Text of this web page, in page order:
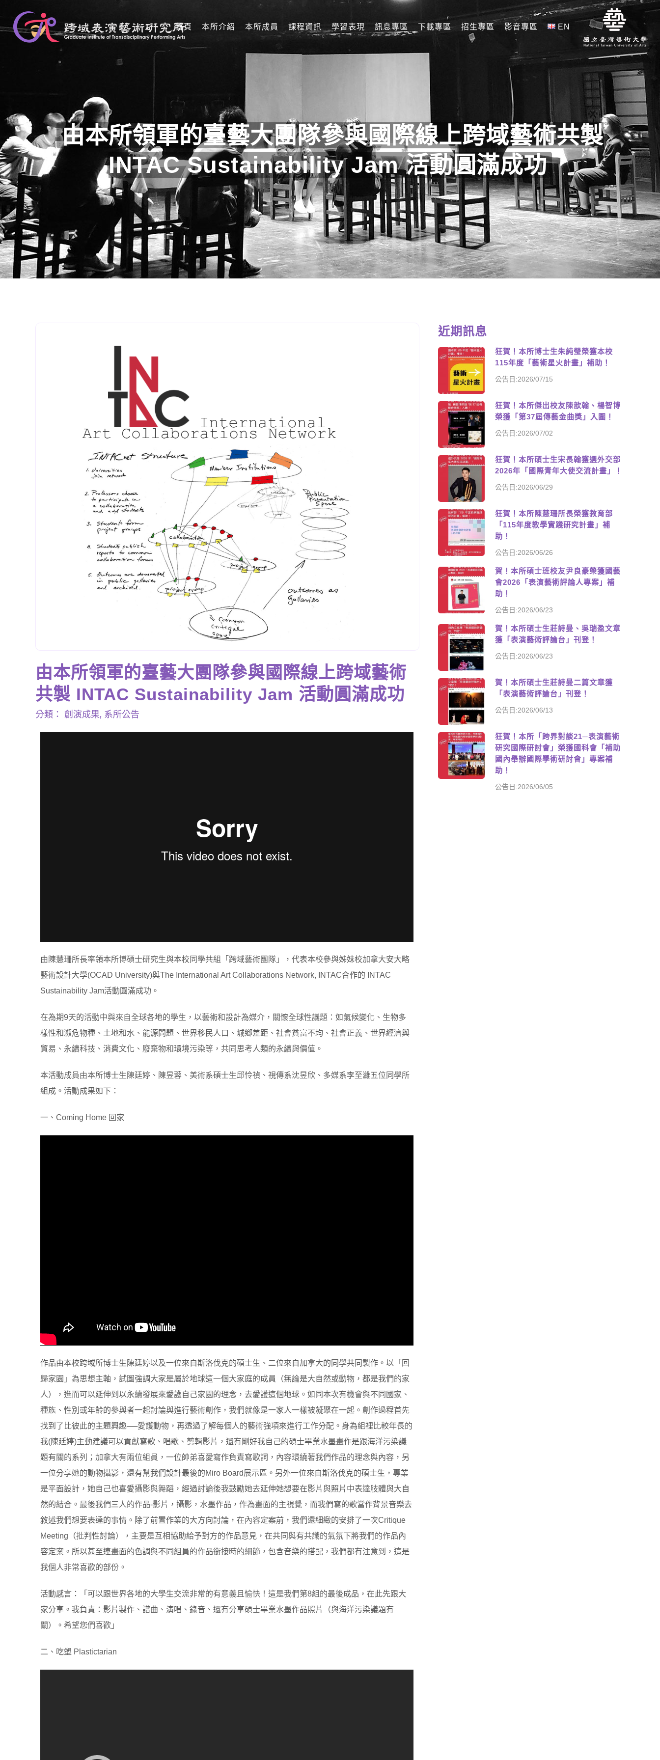
首頁 本所介紹 本所成員 課程資訊 學習表現 訊息專區 下載專區 招生專區 影音專區 EN
由本所領軍的臺藝大團隊參與國際線上跨域藝術共製
INTAC Sustainability Jam 活動圓滿成功
由本所領軍的臺藝大團隊參與國際線上跨域藝術
共製 INTAC Sustainability Jam 活動圓滿成功
分類： 創演成果, 系所公告
由陳慧珊所長率領本所博碩士研究生與本校同學共組「跨域藝術團隊」，代表本校參與姊妹校加拿大安大略
藝術設計大學(OCAD University)與The International Art Collaborations Network, INTAC合作的 INTAC
Sustainability Jam活動圓滿成功。
在為期9天的活動中與來自全球各地的學生，以藝術和設計為媒介，關懷全球性議題：如氣候變化、生物多
樣性和瀕危物種、土地和水、能源問題、世界移民人口、城鄉差距、社會貧富不均、社會正義、世界經濟與
貿易、永續科技、消費文化、廢棄物和環境污染等，共同思考人類的永續與價值。
本活動成員由本所博士生陳廷婷、陳昱蓉、美術系碩士生邱怜禎、視傳系沈昱欣、多媒系李至濰五位同學所
組成。活動成果如下：
一、Coming Home 回家
作品由本校跨域所博士生陳廷婷以及一位來自斯洛伐克的碩士生、二位來自加拿大的同學共同製作。以「回
歸家園」為思想主軸，試圖強調大家是屬於地球這一個大家庭的成員（無論是大自然或動物，都是我們的家
人），進而可以延伸到以永續發展來愛護自己家園的理念，去愛護這個地球。如同本次有機會與不同國家、
種族、性別或年齡的參與者一起討論與進行藝術創作，我們就像是一家人一樣被凝聚在一起。創作過程首先
找到了比彼此的主題興趣──愛護動物，再透過了解每個人的藝術強項來進行工作分配。身為組裡比較年長的
我(陳廷婷)主動建議可以貢獻寫歌、唱歌、剪輯影片，還有剛好我自己的碩士畢業水墨畫作是跟海洋污染議
題有關的系列；加拿大有兩位組員，一位帥弟喜愛寫作負責寫歌詞，內容環繞著我們作品的理念與內容，另
一位分享她的動物攝影，還有幫我們設計最後的Miro Board展示區。另外一位來自斯洛伐克的碩士生，專業
是平面設計，她自己也喜愛攝影與舞蹈，經過討論後我鼓勵她去延伸她想要在影片與照片中表達肢體與大自
然的結合。最後我們三人的作品-影片，攝影，水墨作品，作為畫面的主視覺，而我們寫的歌當作背景音樂去
敘述我們想要表達的事情。除了前置作業的大方向討論，在內容定案前，我們還細緻的安排了一次Critique
Meeting（批判性討論），主要是互相協助給予對方的作品意見，在共同與有共識的氣氛下將我們的作品內
容定案。所以甚至連畫面的色調與不同組員的作品銜接時的細節，包含音樂的搭配，我們都有注意到，這是
我個人非常喜歡的部份。
活動感言：「可以跟世界各地的大學生交流非常的有意義且愉快！這是我們第8組的最後成品，在此先跟大
家分享。我負責：影片製作、譜曲、演唱、錄音、還有分享碩士畢業水墨作品照片（與海洋污染議題有
關）。希望您們喜歡」
二、吃塑 Plastictarian
近期訊息
狂賀！本所博士生朱純瑩榮獲本校
115年度「藝術星火計畫」補助！
公告日:2026/07/15
狂賀！本所傑出校友陳歆翰、楊智博
榮獲「第37屆傳藝金曲獎」入圍！
公告日:2026/07/02
狂賀！本所碩士生宋長翰獲選外交部
2026年「國際青年大使交流計畫」！
公告日:2026/06/29
狂賀！本所陳慧珊所長榮獲教育部
「115年度教學實踐研究計畫」補
助！
公告日:2026/06/26
賀！本所碩士班校友尹良豪榮獲國藝
會2026「表演藝術評論人專案」補
助！
公告日:2026/06/23
賀！本所碩士生莊詩曼、吳瑞盈文章
獲「表演藝術評論台」刊登！
公告日:2026/06/23
賀！本所碩士生莊詩曼二篇文章獲
「表演藝術評論台」刊登！
公告日:2026/06/13
狂賀！本所「跨界對談21─表演藝術
研究國際研討會」榮獲國科會「補助
國內舉辦國際學術研討會」專案補
助！
公告日:2026/06/05